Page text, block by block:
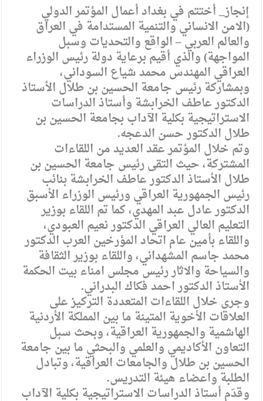
إنجاز_ أختتم في بغداد أعمال المؤتمر الدولي
(الامن الانساني والتنمية المستدامة في العراق
والعالم العربي – الواقع والتحديات وسبل
المواجهة) والذي أقيم برعاية دولة رئيس الوزراء
العراقي المهندس محمد شياع السوداني،
وبمشاركة رئيس جامعة الحسين بن طلال الأستاذ
الدكتور عاطف الخرابشة وأستاذ الدراسات
الاستراتيجية بكلية الآداب بجامعة الحسين بن
طلال الدكتور حسن الدعجه.
وتم خلال المؤتمر عقد العديد من اللقاءات
المشتركة، حيث التقى رئيس جامعة الحسين بن
طلال الأستاذ الدكتور عاطف الخرابشة بنائب
رئيس الجمهورية العراقي ورئيس الوزراء الأسبق
الدكتور عادل عبد المهدي، كما تم اللقاء بوزير
التعليم العالي العراقي الدكتور نعيم العبودي،
واللقاء بأمين عام اتحاد المؤرخين العرب الدكتور
محمد جاسم المشهداني، واللقاء بوزير الثقافة
والسياحة والاثار رئيس مجلس امناء بيت الحكمة
الأستاذ الدكتور احمد فكاك البدراني.
وجرى خلال اللقاءات المتعددة التركيز على
العلاقات الأخوية المتينة ما بين المملكة الأردنية
الهاشمية والجمهورية العراقية، وبحث سبل
التعاون الأكاديمي والعلمي والبحثي ما بين جامعة
الحسين بن طلال والجامعات العراقية، وتبادل
الطلبة واعضاء هيئة التدريس.
وقدّم أستاذ الدراسات الاستراتيجية بكلية الآداب